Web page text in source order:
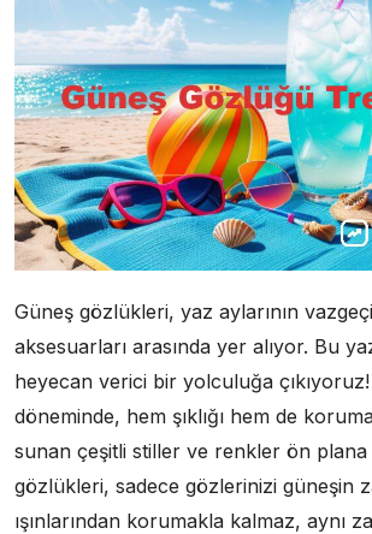
Güneş gözlükleri, yaz aylarının
aksesuarları arasında yer alıyor. Bu
heyecan verici bir yolculuğa çıkıyoruz!
döneminde, hem şıklığı hem de
sunan çeşitli stiller ve renkler ön plana
gözlükleri, sadece gözlerinizi güneşin
ışınlarından korumakla kalmaz, aynı